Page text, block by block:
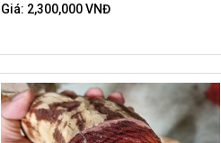
Giá: 2,300,000 VNĐ